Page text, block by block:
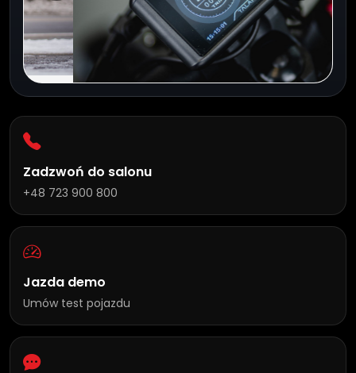
Zadzwoń do salonu
+48 723 900 800
Jazda demo
Umów test pojazdu